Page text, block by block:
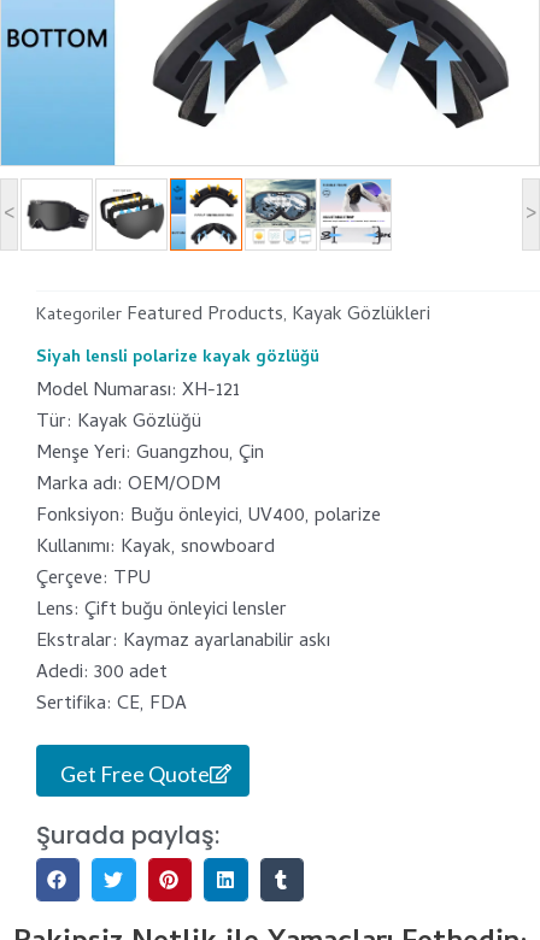
< >
Kategoriler Featured Products, Kayak Gözlükleri
Siyah lensli polarize kayak gözlüğü
Model Numarası: XH-121
Tür: Kayak Gözlüğü
Menşe Yeri: Guangzhou, Çin
Marka adı: OEM/ODM
Fonksiyon: Buğu önleyici, UV400, polarize
Kullanımı: Kayak, snowboard
Çerçeve: TPU
Lens: Çift buğu önleyici lensler
Ekstralar: Kaymaz ayarlanabilir askı
Adedi: 300 adet
Sertifika: CE, FDA
Get Free Quote
Şurada paylaş: